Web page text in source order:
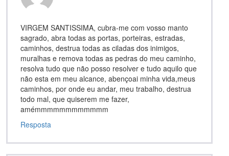
VIRGEM SANTISSIMA, cubra-me com vosso manto
sagrado, abra todas as portas, porteiras, estradas,
caminhos, destrua todas as ciladas dos inimigos,
muralhas e remova todas as pedras do meu caminho,
resolva tudo que não posso resolver e tudo aquilo que
não esta em meu alcance, abençoai minha vida,meus
caminhos, por onde eu andar, meu trabalho, destrua
todo mal, que quiserem me fazer,
amémmmmmmmmmmmm
Resposta